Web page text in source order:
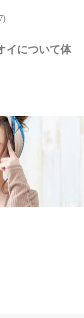
イについて体